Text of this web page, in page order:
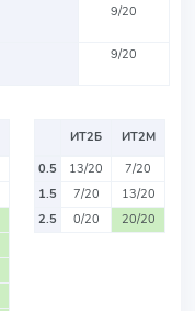
9/20
9/20
ИТ2Б
ИТ2М
0.5
13/20
7/20
1.5
7/20
13/20
2.5
0/20 20/20